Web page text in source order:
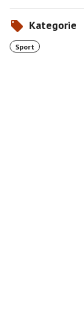
Kategorie
Sport